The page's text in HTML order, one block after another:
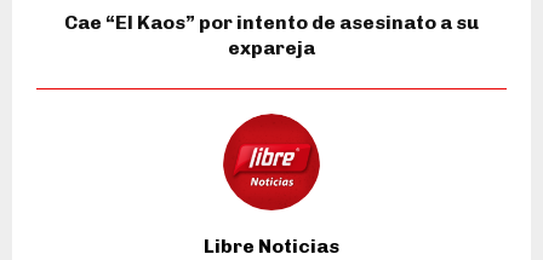
Cae “El Kaos” por intento de asesinato a su
expareja
Libre Noticias